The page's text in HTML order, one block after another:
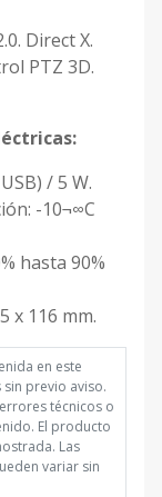
Direct X.
PTZ 3D.
/ 5 W.
-10¬∞C
hasta 90%
x 116 mm.
en este
previo aviso.
técnicos o
El producto
Las
variar sin